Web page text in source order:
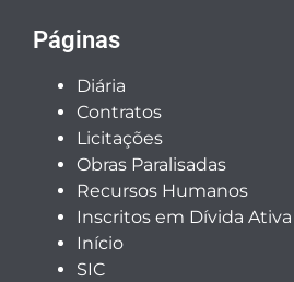
Páginas
Diária
Contratos
Licitações
Obras Paralisadas
Recursos Humanos
Inscritos em Dívida Ativa
Início
SIC